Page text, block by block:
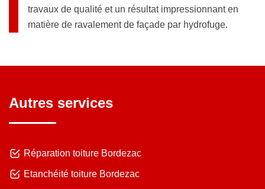
travaux de qualité et un résultat impressionnant en
matière de ravalement de façade par hydrofuge.
Autres services
Réparation toiture Bordezac
Etanchéité toiture Bordezac